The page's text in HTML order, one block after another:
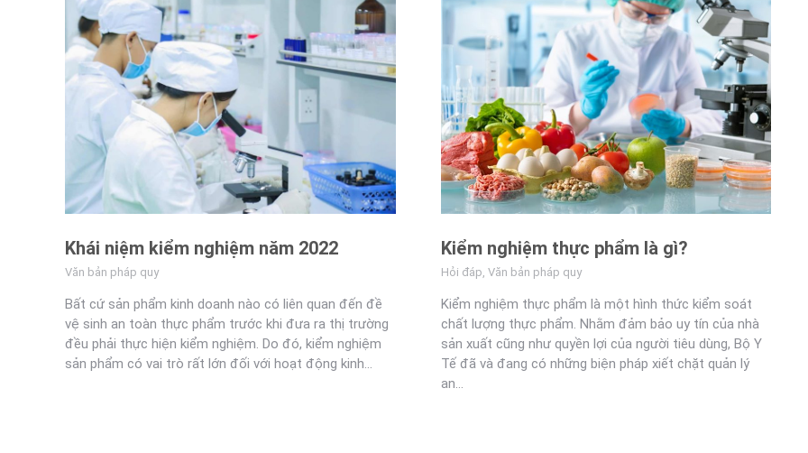
Khái niệm kiểm nghiệm năm 2022
Văn bản pháp quy
Bất cứ sản phẩm kinh doanh nào có liên quan đến đề
vệ sinh an toàn thực phẩm trước khi đưa ra thị trường
đều phải thực hiện kiểm nghiệm. Do đó, kiểm nghiệm
sản phẩm có vai trò rất lớn đối với hoạt động kinh…
Kiểm nghiệm thực phẩm là gì?
Hỏi đáp, Văn bản pháp quy
Kiểm nghiệm thực phẩm là một hình thức kiểm soát
chất lượng thực phẩm. Nhằm đảm bảo uy tín của nhà
sản xuất cũng như quyền lợi của người tiêu dùng, Bộ Y
Tế đã và đang có những biện pháp xiết chặt quản lý
an…